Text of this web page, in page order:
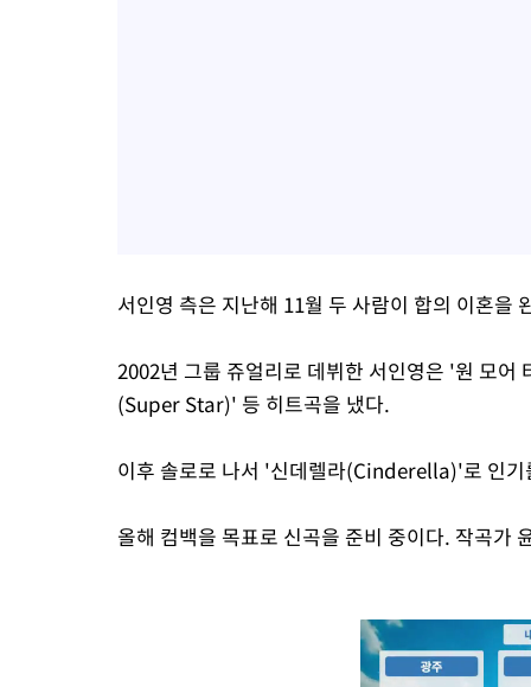
서인영 측은 지난해 11월 두 사람이 합의 이혼을
2002년 그룹 쥬얼리로 데뷔한 서인영은 '원 모
(Super Star)' 등 히트곡을 냈다.
이후 솔로로 나서 '신데렐라(Cinderella)'로 인기
올해 컴백을 목표로 신곡을 준비 중이다. 작곡가